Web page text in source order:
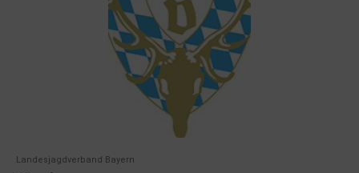
Landesjagdverband Bayern